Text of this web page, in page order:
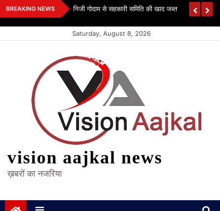
Skip
to
BREAKING NEWS निजी गोदाम से सहकारी समिति की खाद जब्त
Saturday, August 8, 2026
vision aajkal news
ख़बरों का नजरिया